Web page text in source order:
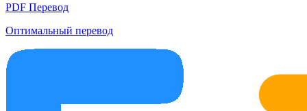
PDF Перевод
Оптимальный перевод